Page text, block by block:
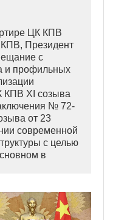
ЦК КПВ
Президент
с
и профильных
КПВ XI созыва
№ 72-
от 23
современной
с целью
в